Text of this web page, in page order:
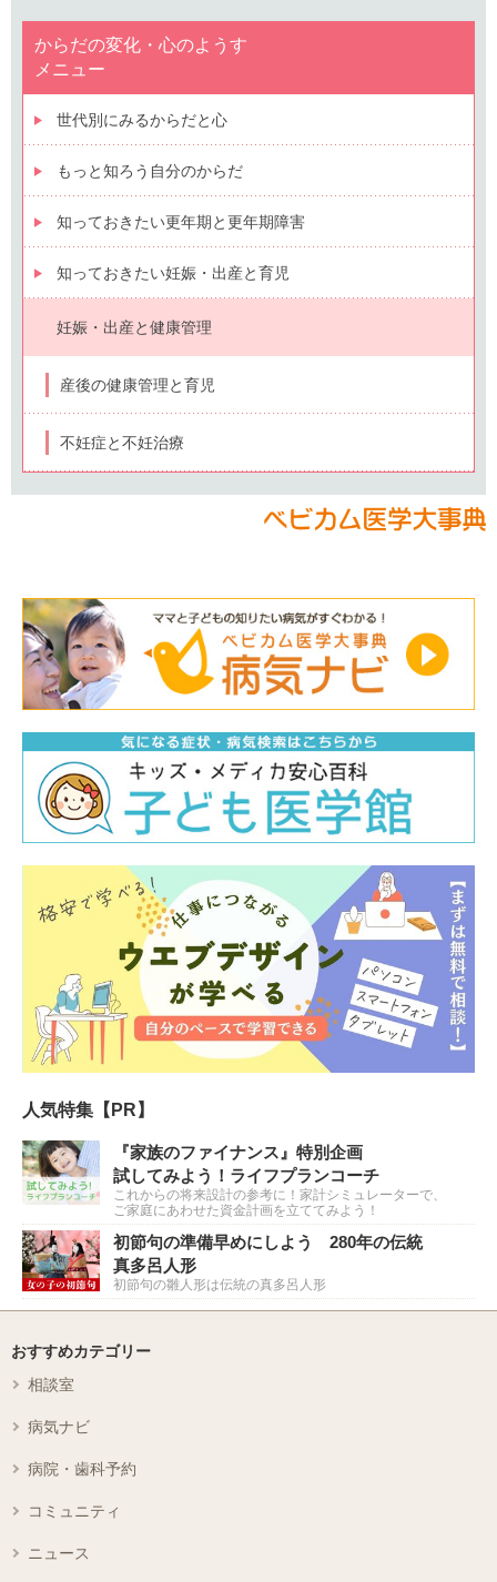
からだの変化・心のようす
メニュー
世代別にみるからだと心
もっと知ろう自分のからだ
知っておきたい更年期と更年期障害
知っておきたい妊娠・出産と育児
妊娠・出産と健康管理
産後の健康管理と育児
不妊症と不妊治療
人気特集【PR】
『家族のファイナンス』特別企画
試してみよう！ライフプランコーチ
これからの将来設計の参考に！家計シミュレーターで、
ご家庭にあわせた資金計画を立ててみよう！
初節句の準備早めにしよう 280年の伝統
真多呂人形
初節句の雛人形は伝統の真多呂人形
おすすめカテゴリー
相談室
病気ナビ
病院・歯科予約
コミュニティ
ニュース